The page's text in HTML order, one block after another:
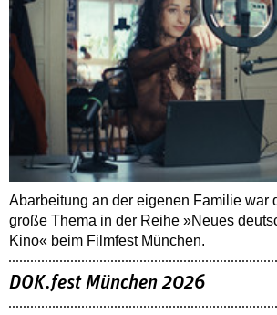
Abarbeitung an der eigenen Familie war
große Thema in der Reihe »Neues
Kino« beim Filmfest München.
DOK.fest München 2026